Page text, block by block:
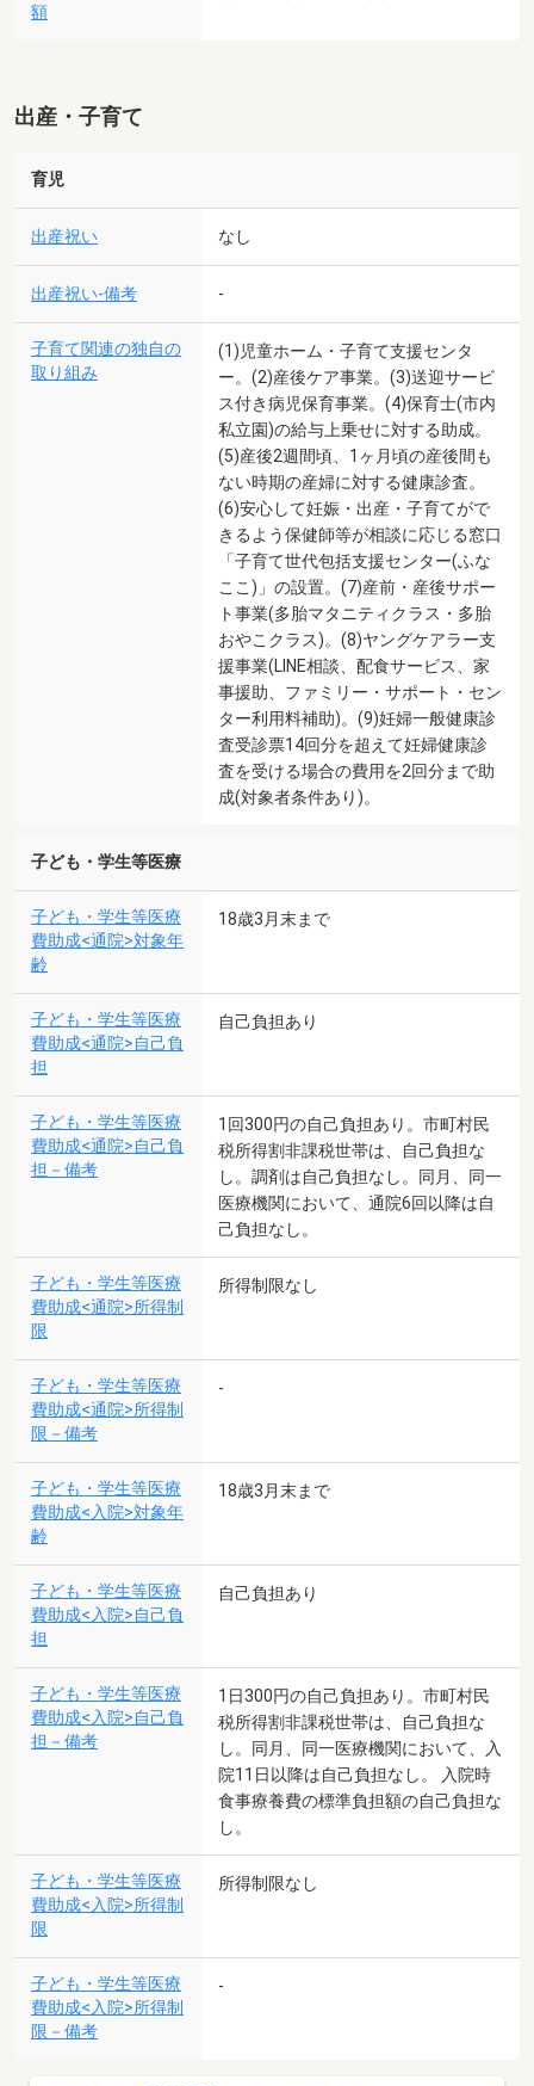
額
出産・子育て
育児
出産祝い なし
出産祝い-備考 -
子育て関連の独自の
取り組み
(1)児童ホーム・子育て支援センタ
ー。(2)産後ケア事業。(3)送迎サービ
ス付き病児保育事業。(4)保育士(市内
私立園)の給与上乗せに対する助成。
(5)産後2週間頃、1ヶ月頃の産後間も
ない時期の産婦に対する健康診査。
(6)安心して妊娠・出産・子育てがで
きるよう保健師等が相談に応じる窓口
「子育て世代包括支援センター(ふな
ここ)」の設置。(7)産前・産後サポー
ト事業(多胎マタニティクラス・多胎
おやこクラス)。(8)ヤングケアラー支
援事業(LINE相談、配食サービス、家
事援助、ファミリー・サポート・セン
ター利用料補助)。(9)妊婦一般健康診
査受診票14回分を超えて妊婦健康診
査を受ける場合の費用を2回分まで助
成(対象者条件あり)。
子ども・学生等医療
子ども・学生等医療
費助成<通院>対象年
齢
18歳3月末まで
子ども・学生等医療
費助成<通院>自己負
担
自己負担あり
子ども・学生等医療
費助成<通院>自己負
担－備考
1回300円の自己負担あり。市町村民
税所得割非課税世帯は、自己負担な
し。調剤は自己負担なし。同月、同一
医療機関において、通院6回以降は自
己負担なし。
子ども・学生等医療
費助成<通院>所得制
限
所得制限なし
子ども・学生等医療
費助成<通院>所得制
限－備考
-
子ども・学生等医療
費助成<入院>対象年
齢
18歳3月末まで
子ども・学生等医療
費助成<入院>自己負
担
自己負担あり
子ども・学生等医療
費助成<入院>自己負
担－備考
1日300円の自己負担あり。市町村民
税所得割非課税世帯は、自己負担な
し。同月、同一医療機関において、入
院11日以降は自己負担なし。 入院時
食事療養費の標準負担額の自己負担な
し。
子ども・学生等医療
費助成<入院>所得制
限
所得制限なし
子ども・学生等医療
費助成<入院>所得制
限－備考
-